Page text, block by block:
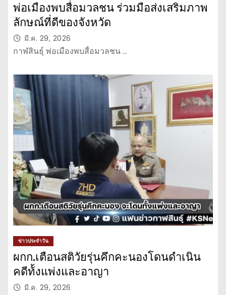
พ่อเมืองพบสื่อมวลชน ร่วมมือส่งเสริมภาพ
ลักษณ์ที่ดีของจังหวัด
มี.ค. 29, 2026
กาฬสินธุ์ พ่อเมืองพบสื่อมวลชน …
ข่าวประจำวัน
ผกก.เตือนสติวัยรุ่นคึกคะนองโดนดำเนิน
คดีท้้งแพ่งและอาญา
มี.ค. 29, 2026